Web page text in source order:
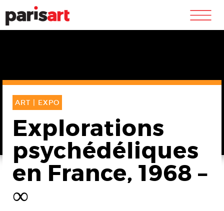
m
ART | EXPO
Explorations
psychédéliques
en France, 1968 –
∞